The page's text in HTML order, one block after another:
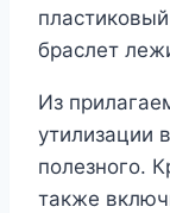
браслет
Из
утилизации
полезного.
также